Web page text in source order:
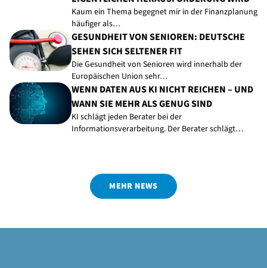
Kaum ein Thema begegnet mir in der Finanzplanung
häufiger als…
GESUNDHEIT VON SENIOREN: DEUTSCHE
SEHEN SICH SELTENER FIT
Die Gesundheit von Senioren wird innerhalb der
Europäischen Union sehr…
WENN DATEN AUS KI NICHT REICHEN – UND
WANN SIE MEHR ALS GENUG SIND
KI schlägt jeden Berater bei der
Informationsverarbeitung. Der Berater schlägt…
MEHR NEWS